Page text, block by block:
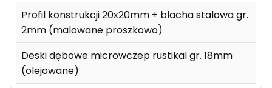
Profil konstrukcji 20x20mm + blacha stalowa gr.
2mm (malowane proszkowo)
Deski dębowe microwczep rustikal gr. 18mm
(olejowane)